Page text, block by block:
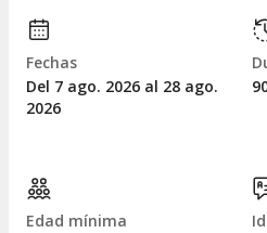
Fechas
Del 7 ago. 2026 al 28 ago.
2026
Edad mínima